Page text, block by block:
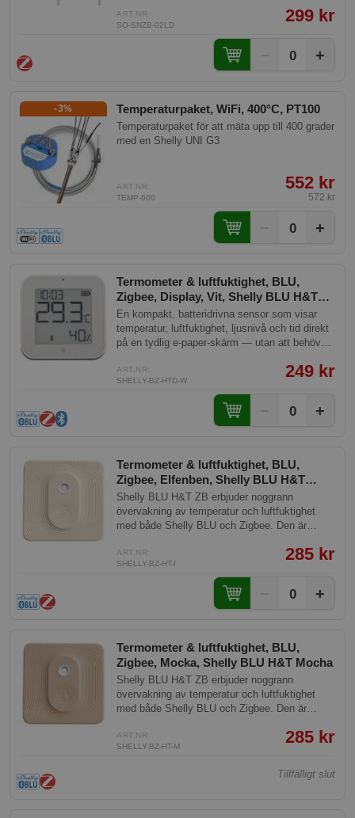
starka funktioner och smart integration är detta
verktyg perfekt för både hem- och industriella
ART.NR:
SO-SNZB-02LD
299 kr
0 +
Temperaturpaket, WiFi, 400°C, PT100
-3%
Temperaturpaket för att mäta upp till 400 grader
med en Shelly UNI G3
ART.NR:
TEMP-600
552 kr
572 kr
0 +
Termometer & luftfuktighet, BLU,
Zigbee, Display, Vit, Shelly BLU H&T
Display ZB White
En kompakt, batteridrivna sensor som visar
temperatur, luftfuktighet, ljusnivå och tid direkt
på en tydlig e-paper-skärm — utan att behöva
sovrum, barnrum eller kontor för att hålla koll
på inomhusklimatet på ett ögonblick. Kan
kopplas ihop med smarta hemplattformar för att
automatisera värmesystem, ventilation eller
belysning baserat på faktiska
via Zigbee eller Bluetooth.
ART.NR:
SHELLY-BZ-HTD-W
249 kr
0 +
Termometer & luftfuktighet, BLU,
Zigbee, Elfenben, Shelly BLU H&T
Ivory
Shelly BLU H&T ZB erbjuder noggrann
övervakning av temperatur och luftfuktighet
med både Shelly BLU och Zigbee. Den är
har en batterilivslängd på upp till 3 år.
ART.NR:
SHELLY-BZ-HT-I
285 kr
0 +
Termometer & luftfuktighet, BLU,
Zigbee, Mocka, Shelly BLU H&T Mocha
Shelly BLU H&T ZB erbjuder noggrann
övervakning av temperatur och luftfuktighet
med både Shelly BLU och Zigbee. Den är
har en batterilivslängd på upp till 3 år.
ART.NR:
SHELLY-BZ-HT-M
285 kr
Tillfälligt slut